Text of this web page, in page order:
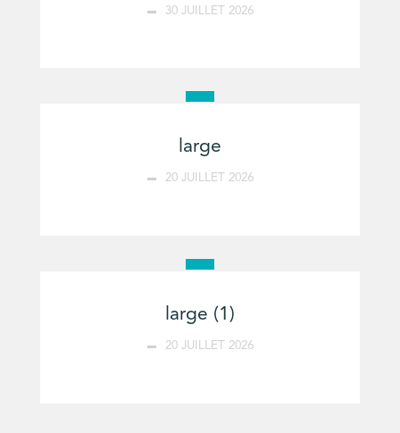
30 JUILLET 2026
large
20 JUILLET 2026
large (1)
20 JUILLET 2026